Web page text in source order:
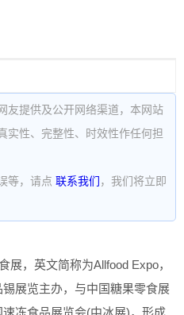
友提供及公开网络渠道，本网站
实性、完整性、时效性作任何担
等，请点 联系我们 ，我们将立即
展，英文简称为Allfood Expo，
展览主办，与中国糖果零食展
冻食品展览会(中冰展)，形成